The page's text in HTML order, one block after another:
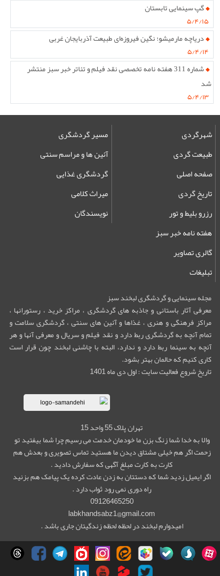
گپ سینمایی تابستان
۵/۴/۱۵
دریاچه مارمیشو؛ نگین فیروزه‌ای طبیعت آذربایجان غربی
۵/۴/۱۴
شماره 311 هفته نامه تخصصی نقد فیلم و تئاتر خبر سبز منتشر
شد
۵/۴/۱۳
شهرگردی
طبیعت گردی
صفحه اصلی
تاریخ گردی
مسیر گردشگری
آئین ها و مراسم سنتی
گردشگری غذایی
میراث کلامی
رزرو بلیط و تور
هفته نامه خبر سبز
گالری تصاویر
تبلیغات
نویسندگان
مجله سینمایی و گردشگری لبخند سبز
معرفی آثار باستانی و جاذبه های گردشگری ، مراکز خرید ، رستورانها ،
مراکز فرهنگی و هنری ، غذاها و آئین های سنتی ، گردشگری سلامت و
تمام آنچه به گردشگری ربط دارد و نقد فیلم و سریال و معرفی آنها و هر
آنچه به سینما ربط دارد و ندارد، البته با چاشنی لبخند چون قرار است
کاری کنیم که حالمان بهتر بشود.
تاریخ شروع فعالیت سایت : اول دی ماه 1401
تهران پلاک 55 واحد 15
والا به خدا شما زنگ بزن ما خودمان خدمت می رسیم چرا شما بیفتید تو
زحمت اگر هم خیلی مشتاق دیدن ما هستید تماس تصویری و بعدش هم
کارت به کارت مبلغ آگهی که سفارش دادید .
اگر ایمیل زدید شما که دستتان به زدن عادت کرده یک پیامک هم بزنید
راه دوری نمی رود ثواب دارد .
09126465250
labkhandsabz1@gmail.com
امیدوارم لبخند در لحظه لحظه زندگیتان جاری باشد .